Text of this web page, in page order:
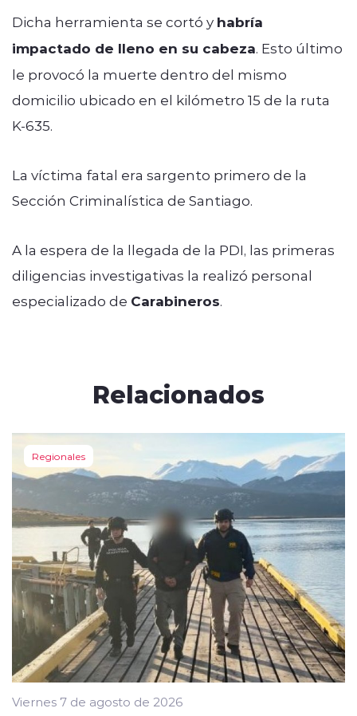
Dicha herramienta se cortó y habría
impactado de lleno en su cabeza. Esto último
le provocó la muerte dentro del mismo
domicilio ubicado en el kilómetro 15 de la ruta
K-635.
La víctima fatal era sargento primero de la
Sección Criminalística de Santiago.
A la espera de la llegada de la PDI, las primeras
diligencias investigativas la realizó personal
especializado de Carabineros.
Relacionados
Regionales
Viernes 7 de agosto de 2026